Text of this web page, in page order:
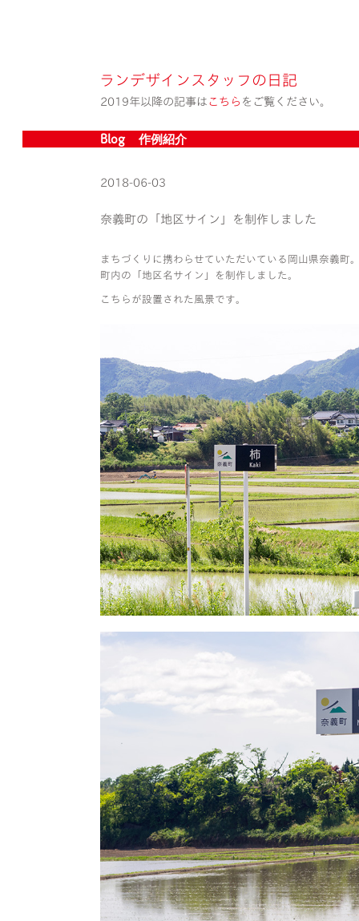
ランデザインスタッフの日記
2019年以降の記事は こちら をご覧ください。
Blog » 作例紹介
2018-06-03
奈義町の「地区サイン」を制作しました
まちづくりに携わらせていただいている岡山県奈義町
町内の「地区名サイン」を制作しました。
こちらが設置された風景です。